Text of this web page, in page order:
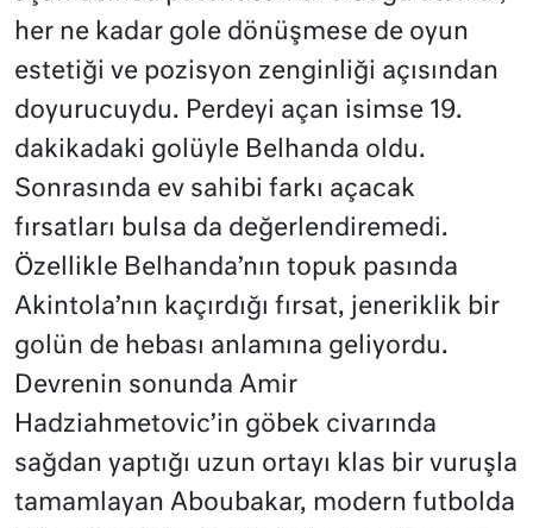
her ne kadar gole dönüşmese de oyun
estetiği ve pozisyon zenginliği açısından
doyurucuydu. Perdeyi açan isimse 19.
dakikadaki golüyle Belhanda oldu.
Sonrasında ev sahibi farkı açacak
fırsatları bulsa da değerlendiremedi.
Özellikle Belhanda’nın topuk pasında
Akintola’nın kaçırdığı fırsat, jeneriklik bir
golün de hebası anlamına geliyordu.
Devrenin sonunda Amir
Hadziahmetovic’in göbek civarında
sağdan yaptığı uzun ortayı klas bir vuruşla
tamamlayan Aboubakar, modern futbolda